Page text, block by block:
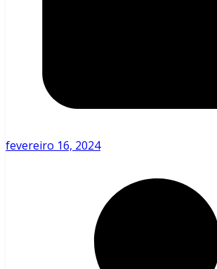
fevereiro 16, 2024